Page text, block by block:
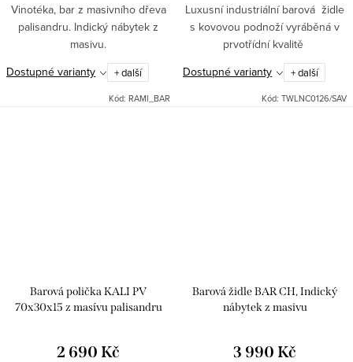
Vinotéka, bar z masivního dřeva
palisandru. Indický nábytek z
masivu.
Dostupné varianty
+ další
Kód: RAMI_BAR
Luxusní industriální barová židle
s kovovou podnoží vyráběná v
prvotřídní kvalitě
Dostupné varianty
+ další
Kód: TWLNC0126/SAV
Barová polička KALI PV
70x30x15 z masívu palisandru
2 690 Kč
Barová židle BAR CH, Indický
nábytek z masivu
3 990 Kč